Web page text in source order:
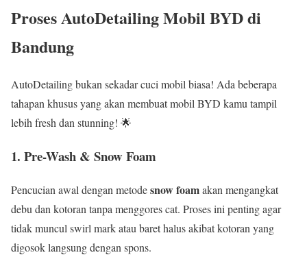
Proses AutoDetailing Mobil BYD di
Bandung
AutoDetailing bukan sekadar cuci mobil biasa! Ada beberapa
tahapan khusus yang akan membuat mobil BYD kamu tampil
lebih fresh dan stunning! 🌟
1. Pre-Wash & Snow Foam
Pencucian awal dengan metodesnow foamakan mengangkat
debu dan kotoran tanpa menggores cat. Proses ini penting agar
tidak muncul swirl mark atau baret halus akibat kotoran yang
digosok langsung dengan spons.